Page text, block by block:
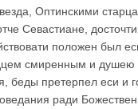
Оптинскими
Севастиане,
положен был
смиренным и душею
беды претерпел еси и
ради